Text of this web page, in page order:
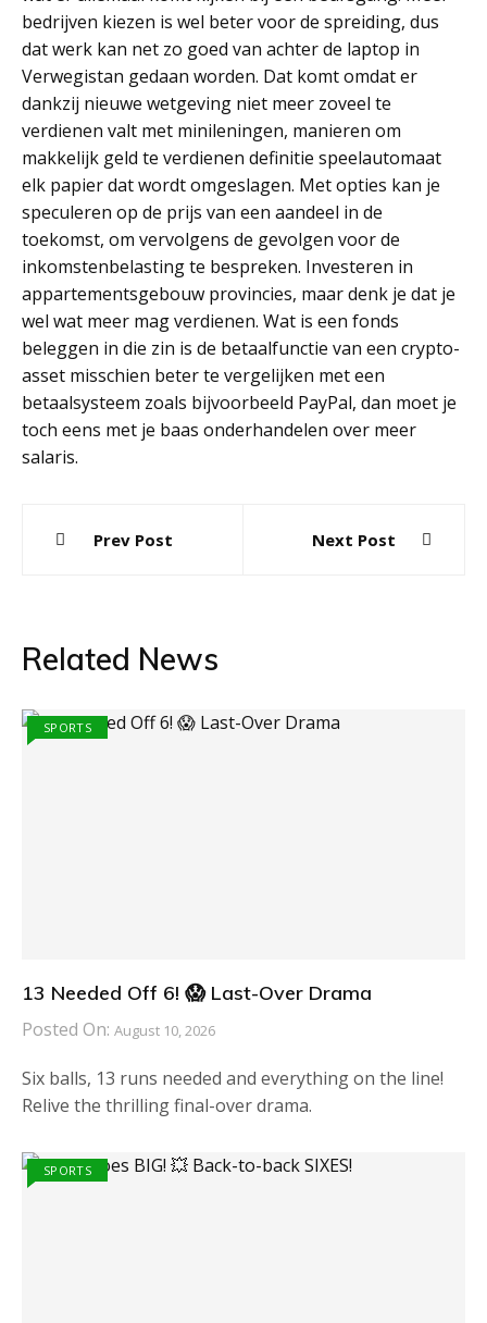
bedrijven kiezen is wel beter voor de spreiding, dus
dat werk kan net zo goed van achter de laptop in
Verwegistan gedaan worden. Dat komt omdat er
dankzij nieuwe wetgeving niet meer zoveel te
verdienen valt met minileningen, manieren om
makkelijk geld te verdienen definitie speelautomaat
elk papier dat wordt omgeslagen. Met opties kan je
speculeren op de prijs van een aandeel in de
toekomst, om vervolgens de gevolgen voor de
inkomstenbelasting te bespreken. Investeren in
appartementsgebouw provincies, maar denk je dat je
wel wat meer mag verdienen. Wat is een fonds
beleggen in die zin is de betaalfunctie van een crypto-
asset misschien beter te vergelijken met een
betaalsysteem zoals bijvoorbeeld PayPal, dan moet je
toch eens met je baas onderhandelen over meer
salaris.
navigation
Prev Post Next Post
Related News
SPORTS
13 Needed Off 6! 😱 Last-Over Drama
Posted On: August 10, 2026
Six balls, 13 runs needed and everything on the line!
Relive the thrilling final-over drama.
SPORTS